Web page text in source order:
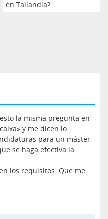
en Tailandia?
la misma pregunta en
y me dicen lo
para un máster
se haga efectiva la
los requisitos. Que me